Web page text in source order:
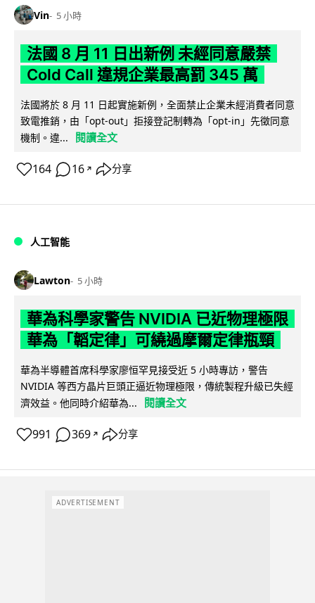
Vin 5 小時
法國 8 月 11 日出新例 未經同意嚴禁
Cold Call 違規企業最高罰 345 萬
法國將於 8 月 11 日起實施新例，全面禁止企業未經消費者同意
致電推銷，由「opt-out」拒接登記制轉為「opt-in」先徵同意
機制。違...
閱讀全文
164 16 ↗ 分享
人工智能
Lawton 5 小時
華為科學家警告 NVIDIA 已近物理極限
華為「韜定律」可繞過摩爾定律瓶頸
華為半導體首席科學家廖恒罕見接受近 5 小時專訪，警告
NVIDIA 等西方晶片巨頭正逼近物理極限，傳統製程升級已失經
濟效益。他同時介紹華為...
閱讀全文
991 369 ↗ 分享
ADVERTISEMENT